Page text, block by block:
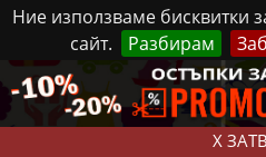
Ние използваме бисквитки
сайт.
Разбирам
X
Петък, 7 Август, 2026